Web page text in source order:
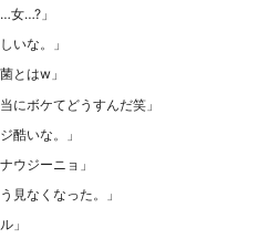
女…? 」
いな。
」
とはw 」
にボケてどうすんだ笑 」
酷いな。
」
ウジーニョ 」
見なくなった。
」
」